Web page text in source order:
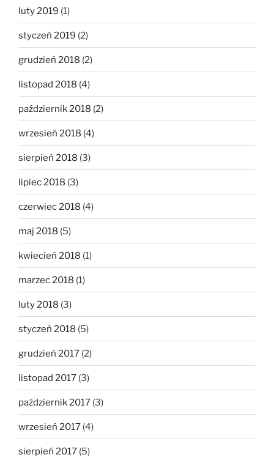
luty 2019 (1)
styczeń 2019 (2)
grudzień 2018 (2)
listopad 2018 (4)
październik 2018 (2)
wrzesień 2018 (4)
sierpień 2018 (3)
lipiec 2018 (3)
czerwiec 2018 (4)
maj 2018 (5)
kwiecień 2018 (1)
marzec 2018 (1)
luty 2018 (3)
styczeń 2018 (5)
grudzień 2017 (2)
listopad 2017 (3)
październik 2017 (3)
wrzesień 2017 (4)
sierpień 2017 (5)